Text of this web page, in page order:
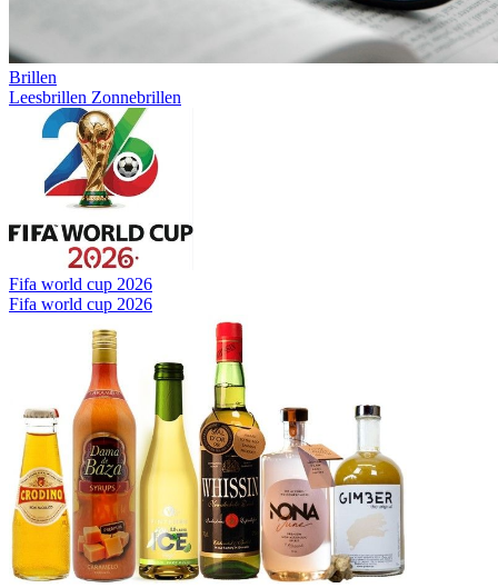
Brillen
Leesbrillen Zonnebrillen
Fifa world cup 2026
Fifa world cup 2026